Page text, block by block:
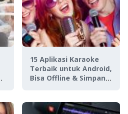
15 Aplikasi Karaoke
Terbaik untuk Android,
Bisa Offline & Simpan